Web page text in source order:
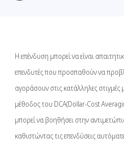
Η επένδυση μπορεί να είναι
επενδυτές που προσπαθούν να
αγοράσουν στις κατάλληλες
μέθοδος του DCA(Dollar-Cost
μπορεί να βοηθήσει στην
καθιστώντας τις επενδύσεις